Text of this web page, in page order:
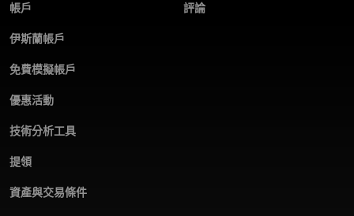
帳戶
伊斯蘭帳戶
免費模擬帳戶
優惠活動
技術分析工具
提領
資產與交易條件
評論